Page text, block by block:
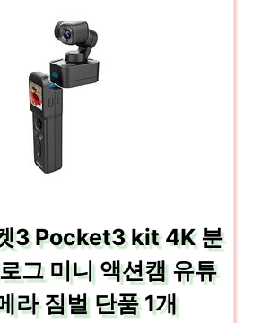
3 Pocket3 kit 4K 분
그 미니 액션캠 유튜
라 짐벌 단품 1개